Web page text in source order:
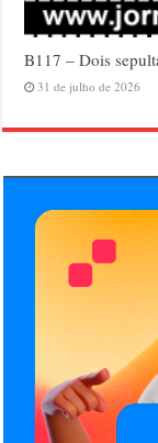
B117 – Dois
31 de julho de 2026